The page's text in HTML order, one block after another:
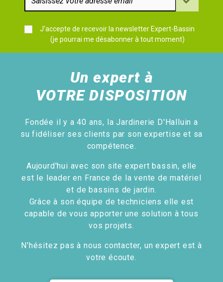
J'accepte de recevoir la newsletter Expert-Bassin
(je pourrai me désabonner à tout moment)
Un expert à
VOTRE DISPOSITION
Fondée il y a 40 ans, la Jardinerie D'Halluin a
su fidéliser ses clients par son expertise et sa
compétence.
Aujourd'hui avec son site expert bassin, elle
est le leader en France de la vente de matériel
et de bassins de jardin.
Grâce à son équipe de techniciens elle est
capable de vous apporter une solution à tous
vos projets.
N'hésitez pas à nous contacter, un expert est à
votre écoute.